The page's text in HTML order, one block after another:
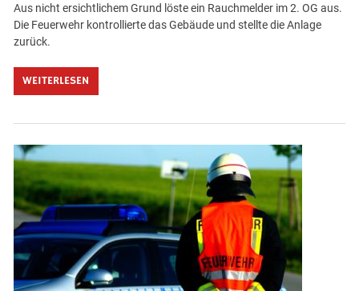
Aus nicht ersichtlichem Grund löste ein Rauchmelder im 2. OG aus.
Die Feuerwehr kontrollierte das Gebäude und stellte die Anlage
zurück.
WEITERLESEN